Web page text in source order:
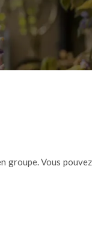
groupe. Vous pouvez